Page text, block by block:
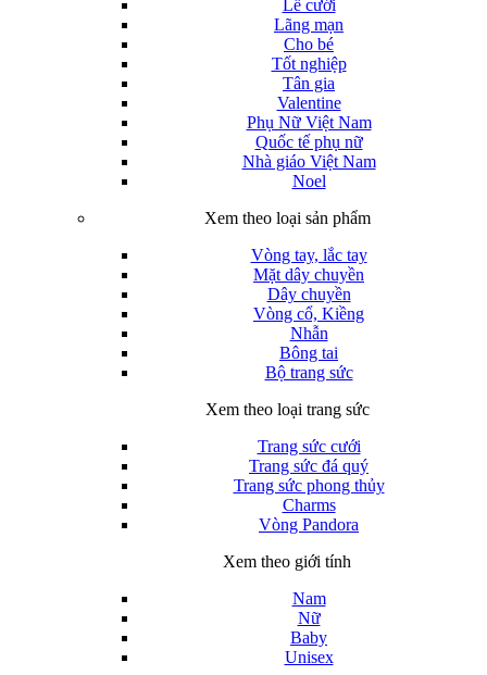
Lễ cưới
Lãng mạn
Cho bé
Tốt nghiệp
Tân gia
Valentine
Phụ Nữ Việt Nam
Quốc tế phụ nữ
Nhà giáo Việt Nam
Noel
Xem theo loại sản phẩm
Vòng tay, lắc tay
Mặt dây chuyền
Dây chuyền
Vòng cổ, Kiềng
Nhẫn
Bông tai
Bộ trang sức
Xem theo loại trang sức
Trang sức cưới
Trang sức đá quý
Trang sức phong thủy
Charms
Vòng Pandora
Xem theo giới tính
Nam
Nữ
Baby
Unisex